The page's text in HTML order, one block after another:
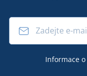
Informace o